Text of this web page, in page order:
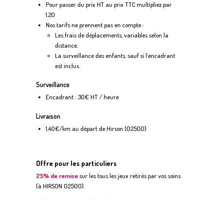
Pour passer du prix HT au prix TTC multipliez par
1,20
Nos tarifs ne prennent pas en compte :
Les frais de déplacements, variables selon la
distance.
La surveillance des enfants, sauf si l’encadrant
est inclus.
Surveillance
Encadrant : 30€ HT / heure
Livraison
1,40€/km au départ de Hirson (02500)
Offre pour les particuliers
25% de remise sur les tous les jeux retirés par vos soins
(à HIRSON 02500)